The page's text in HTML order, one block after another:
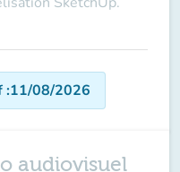
:11/08/2026
audiovisuel